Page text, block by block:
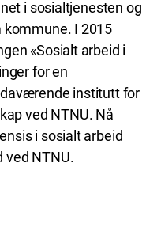
i sosialtjenesten og
kommune. I 2015
«Sosialt arbeid i
for en
institutt for
ved NTNU. Nå
i sosialt arbeid
ved NTNU.